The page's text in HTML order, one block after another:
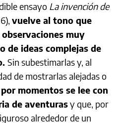
ensayo La invención de
vuelve al tono que
muy
de ideas complejas de
Sin subestimarlas y, al
de mostrarlas alejadas o
momentos se lee con
de aventurasy que, por
alrededor de un